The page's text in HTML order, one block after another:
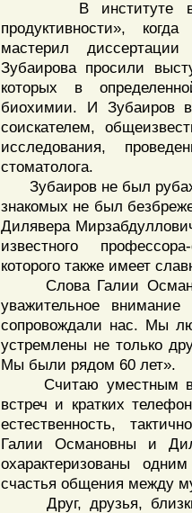
В институте
продуктивности»,
мастерил
Зубаирова просили
которых в
биохимии. И Зубаиров
соискателем,
исследования,
стоматолога.
Зубаиров не был
знакомых не был
Дилявера
известного
которого также имеет
Слова Галии
уважительное
сопровождали нас. Мы
устремлены не только
Мы были рядом 60 лет».
Считаю уместным
встреч и кратких
естественность,
Галии Османовны и
охарактеризованы
счастья общения между
Друг, друзья, близкие